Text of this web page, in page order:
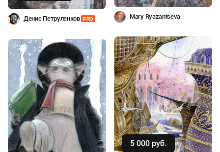
Mary Ryazantseva
Денис Петруленков PRO
5 000 руб. Купить